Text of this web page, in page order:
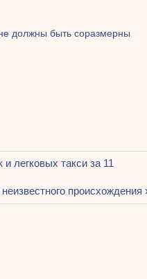
должны быть соразмерны
легковых такси за 11
происхождения